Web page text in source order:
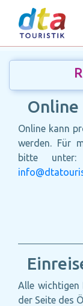
Online
Online kann
werden. Für
bitte
Alle wichtigen
der Seite des